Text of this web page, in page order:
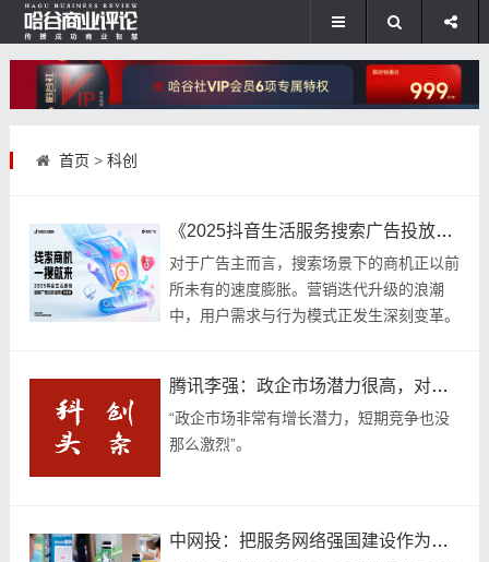
首页 > 科创
《2025抖音生活服务搜索广告投放指南（线索版）》正式发布！
对于广告主而言，搜索场景下的商机正以前
所未有的速度膨胀。营销迭代升级的浪潮
中，用户需求与行为模式正发生深刻变革。
均5亿次的用...
腾讯李强：政企市场潜力很高，对腾讯身份的焦虑只是表象
“政企市场非常有增长潜力，短期竞争也没
那么激烈”。
中网投：把服务网络强国建设作为投资首要任务